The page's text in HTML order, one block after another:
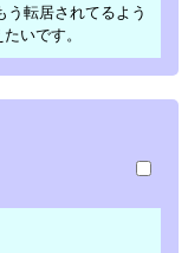
う転居されてるよう
いです。